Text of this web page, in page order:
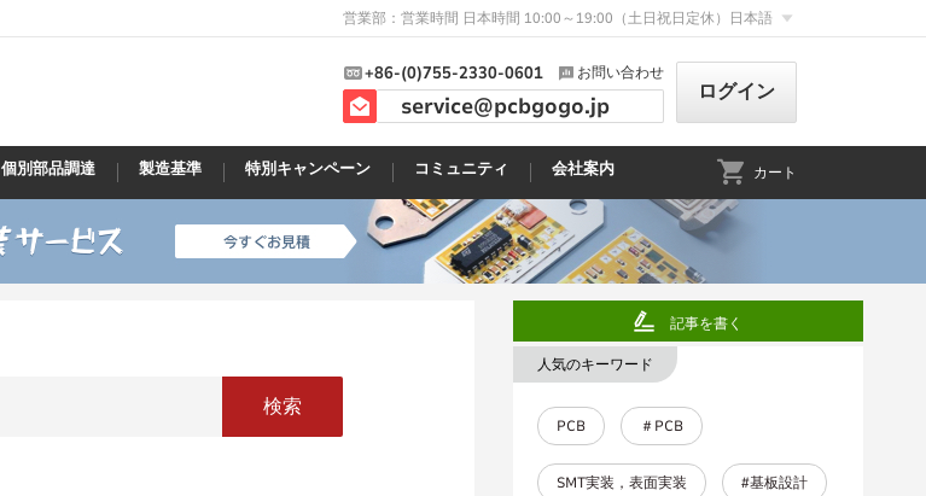
営業部：営業時間 日本時間 10:00～19:00（土日祝日定休） 日本語
+86-(0)755-2330-0601 お問い合わせ
service@pcbgogo.jp ログイン
個別部品調達 製造基準 特別キャンペーン コミュニティ 会社案内 カート
検索
記事を書く
人気のキーワード
PCB ＃PCB
SMT実装，表面実装 #基板設計